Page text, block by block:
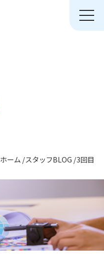
toggle
ホーム /スタッフBLOG /3回目